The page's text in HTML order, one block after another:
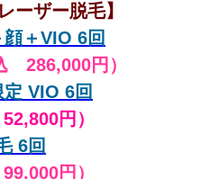
ーザー脱毛】
＋VIO 6回
286,000円）
VIO 6回
円）
6回
円）